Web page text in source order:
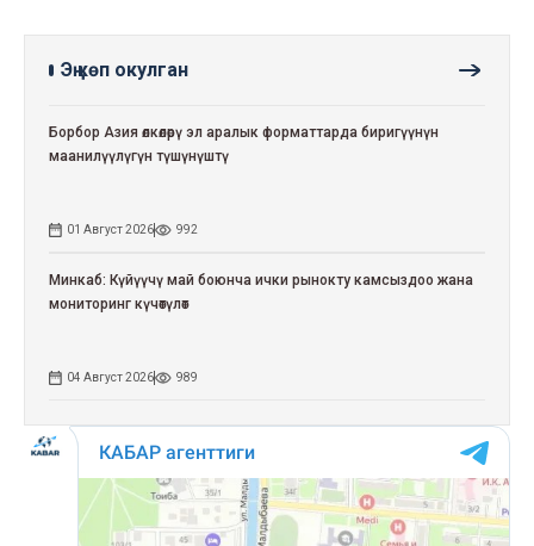
Эң көп окулган
Борбор Азия өлкөлөрү эл аралык форматтарда биригүүнүн
маанилүүлүгүн түшүнүштү
01 Август 2026 992
Минкаб: Күйүүчү май боюнча ички рынокту камсыздоо жана
мониторинг күчөтүлөт
04 Август 2026 989